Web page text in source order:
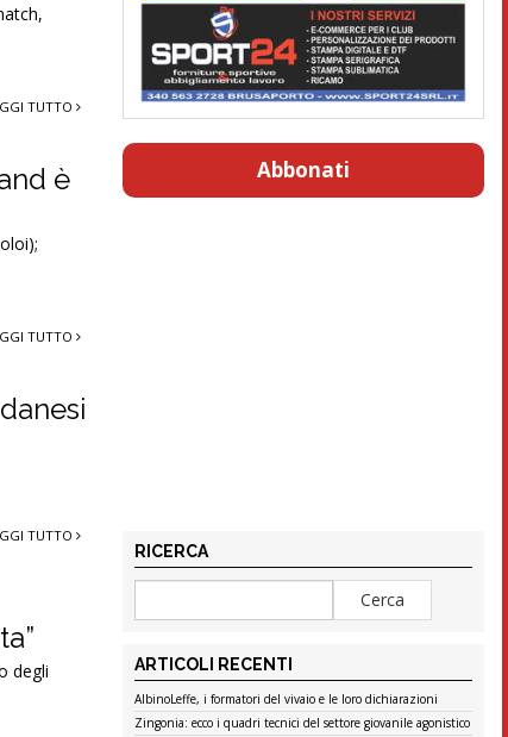
TUTTO
è
TUTTO
TUTTO
degli
Abbonati
RICERCA
ARTICOLI RECENTI
AlbinoLeffe, i formatori del vivaio e le loro dichiarazioni
Zingonia: ecco i quadri tecnici del settore giovanile agonistico